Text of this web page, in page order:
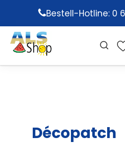
main
content
Bestell-Hotline: 0
Décopatch